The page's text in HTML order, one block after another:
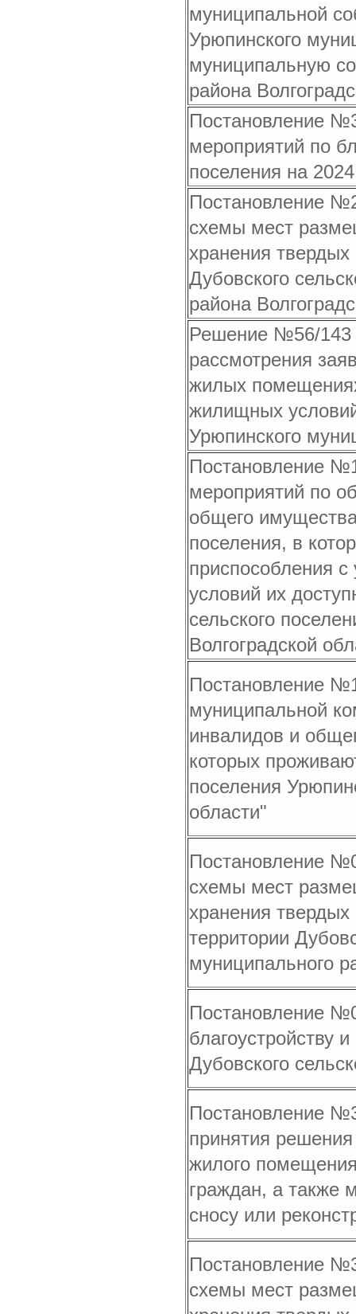
муниципальной
Урюпинского
муниципальную
района
Постановление
мероприятий по
поселения на
Постановление
схемы мест
хранения
Дубовского
района
Решение №56/143
рассмотрения
жилых
жилищных
Урюпинского
Постановление
мероприятий по
общего
поселения, в
приспособления
условий их
сельского
Волгоградской
Постановление
муниципальной
инвалидов и
которых
поселения
области"
Постановление
схемы мест
хранения
территории
муниципального
Постановление
благоустройству
Дубовского
Постановление
принятия
жилого
граждан, а также
сносу или
Постановление
схемы мест